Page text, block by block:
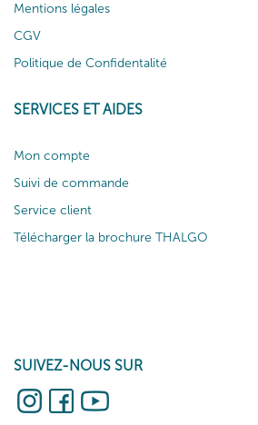
Mentions légales
CGV
Politique de Confidentalité
SERVICES ET AIDES
Mon compte
Suivi de commande
Service client
Télécharger la brochure THALGO
SUIVEZ-NOUS SUR